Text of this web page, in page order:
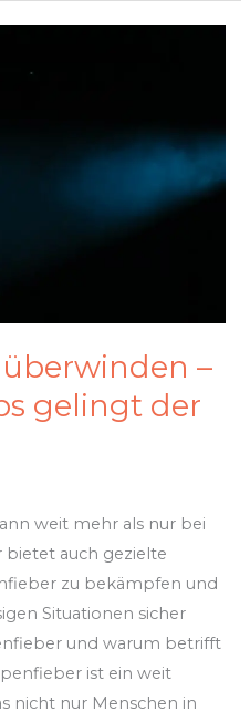
–
gelingt der
weit mehr als nur bei
bietet auch gezielte
zu bekämpfen und
Situationen sicher
und warum betrifft
ist ein weit
nicht nur Menschen in